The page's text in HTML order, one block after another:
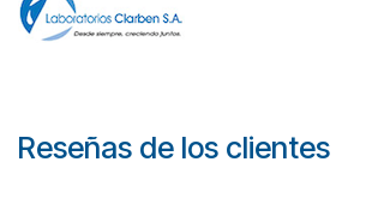
Reseñas de los clientes